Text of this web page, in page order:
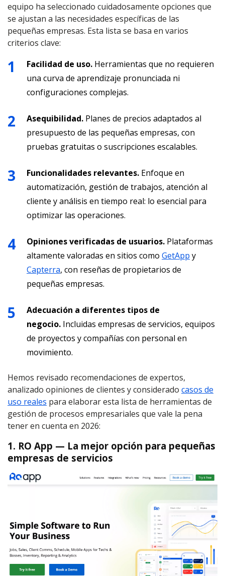
equipo ha seleccionado cuidadosamente opciones que
se ajustan a las necesidades específicas de las
pequeñas empresas. Esta lista se basa en varios
criterios clave:
Facilidad de uso. Herramientas que no requieren
una curva de aprendizaje pronunciada ni
configuraciones complejas.
Asequibilidad. Planes de precios adaptados al
presupuesto de las pequeñas empresas, con
pruebas gratuitas o suscripciones escalables.
Funcionalidades relevantes. Enfoque en
automatización, gestión de trabajos, atención al
cliente y análisis en tiempo real: lo esencial para
optimizar las operaciones.
Opiniones verificadas de usuarios. Plataformas
altamente valoradas en sitios como GetApp y
Capterra, con reseñas de propietarios de
pequeñas empresas.
Adecuación a diferentes tipos de
negocio. Incluidas empresas de servicios, equipos
de proyectos y compañías con personal en
movimiento.
Hemos revisado recomendaciones de expertos,
analizado opiniones de clientes y considerado casos de
uso reales para elaborar esta lista de herramientas de
gestión de procesos empresariales que vale la pena
tener en cuenta en 2026:
1. RO App — La mejor opción para pequeñas
empresas de servicios